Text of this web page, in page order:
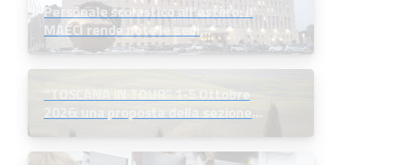
Personale scolastico all’estero: il
MAECI rende note le sedi
disponibili e indice le selezioni